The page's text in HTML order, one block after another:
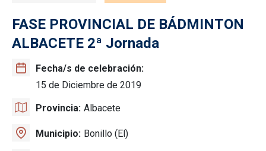
FASE PROVINCIAL DE BÁDMINTON
ALBACETE 2ª Jornada
Fecha/s de celebración
15 de Diciembre de 2019
Provincia Albacete
Municipio Bonillo (El)